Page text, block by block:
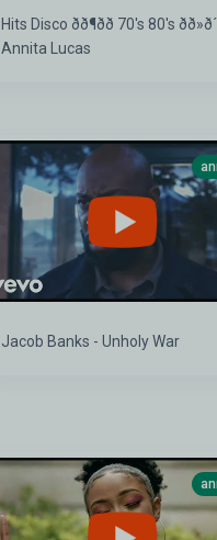
Hits Disco ðð¶ðð 70's 80's
Annita Lucas
Jacob Banks - Unholy War